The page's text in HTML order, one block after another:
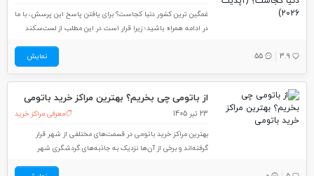
غمگین ترین کشور دنیا کجاست؟ برای یافتن پاسخ این پرسش، با ما
در ادامه همراه باشید؛ زیرا قرار است در این مطلب از لست‌سکند
3.9
55 نمایش
از باتومی چی بخریم؟ بهترین مراکز خرید باتومی
23 تیر 1405
معرفی مراکز خرید
بهترین مراکز خرید باتومی در قسمت‌های مختلفی از شهر قرار
گرفته‌اند و برخی از آن‌ها نزدیک به جاذبه‌های گردشگری شهر